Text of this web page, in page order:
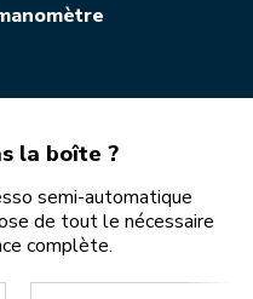
la boîte ?
semi-automatique
de tout le nécessaire
complète.